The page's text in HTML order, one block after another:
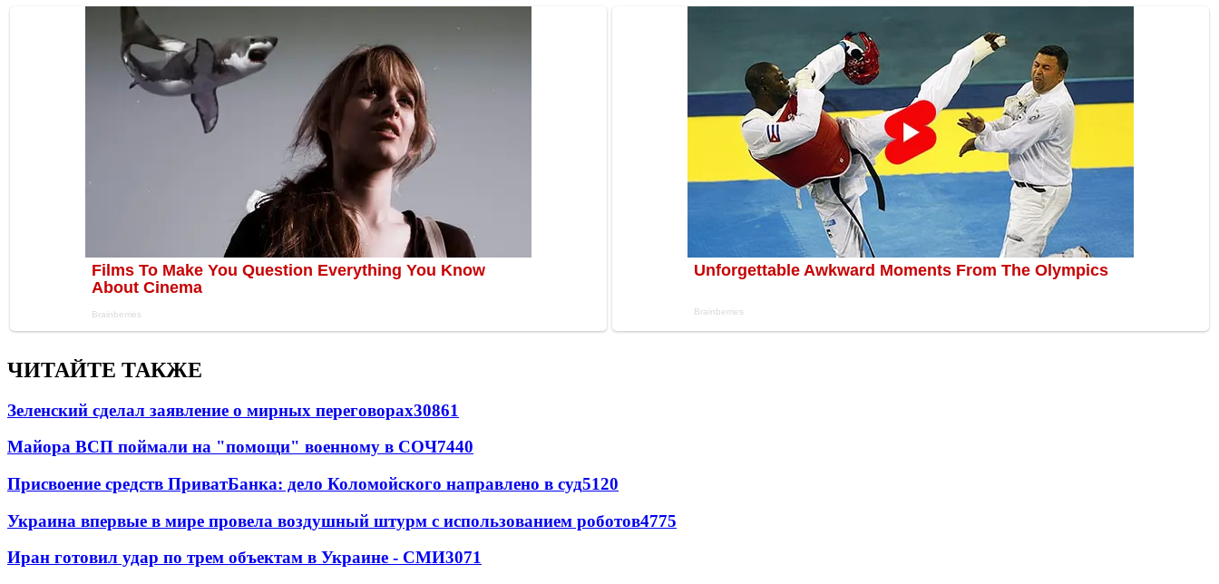
ЧИТАЙТЕ ТАКЖЕ
Зеленский сделал заявление о мирных переговорах30861
Майора ВСП поймали на "помощи" военному в СОЧ7440
Присвоение средств ПриватБанка: дело Коломойского направлено в суд5120
Украина впервые в мире провела воздушный штурм с использованием роботов4775
Иран готовил удар по трем объектам в Украине - СМИ3071